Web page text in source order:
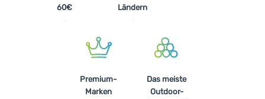
60€
Ländern
Premium-
Marken
Das meiste
Outdoor-